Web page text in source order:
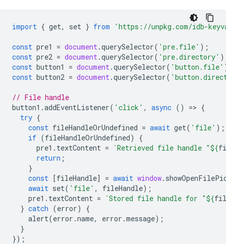
import { get, set } from 'https://unpkg.com/idb-
const pre1 = document.querySelector( 'pre.file' );
const pre2 = document.querySelector( 'pre.directory'
const button1 = document.querySelector( 'button.file'
const button2 = document.querySelector(
// File handle
button1 .addEventListener( 'click' , async () => {
try {
const fileHandleOrUndefined = await get( 'file' );
if (fileHandleOrUndefined)
{
pre1 . textContent = `Retrieved file handle "${
return ;
}
const [fileHandle] = await window.
await set( 'file' , fileHandle);
pre1 . textContent = `Stored file handle for "${
} catch (error)
{
alert(error .name, error .message);
}
});